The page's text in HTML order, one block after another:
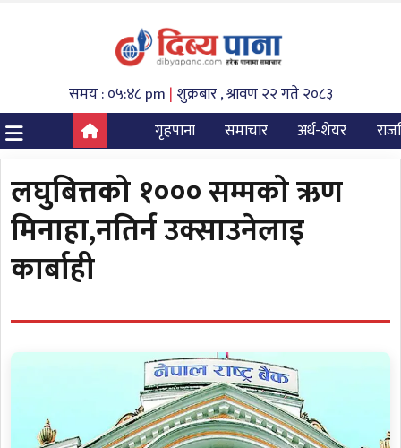
समय : ०५:४८ pm | शुक्रबार , श्रावण २२ गते २०८३
गृहपाना
समाचार अर्थ-शेयर
लघुबित्तकाे १००० सम्मकाे ऋण
मिनाहा,नतिर्न उक्साउनेलाइ
कार्बाही